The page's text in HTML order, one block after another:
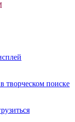
поиске